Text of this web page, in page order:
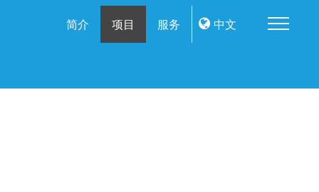
简介
项目 服务 中文